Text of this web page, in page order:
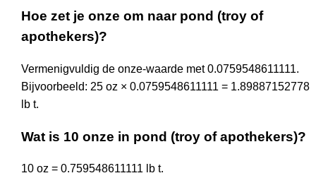
Hoe zet je onze om naar pond (troy of
apothekers)?
Vermenigvuldig de onze-waarde met 0.0759548611111.
Bijvoorbeeld: 25 oz × 0.0759548611111 = 1.89887152778
lb t.
Wat is 10 onze in pond (troy of apothekers)?
10 oz = 0.759548611111 lb t.